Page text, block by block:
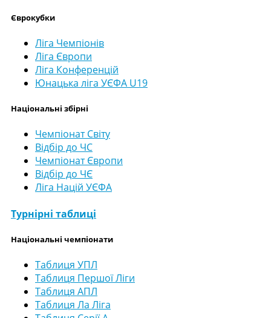
Єврокубки
Ліга Чемпіонів
Ліга Європи
Ліга Конференцій
Юнацька ліга УЄФА U19
Національні збірні
Чемпіонат Світу
Відбір до ЧС
Чемпіонат Європи
Відбір до ЧЄ
Ліга Націй УЄФА
Турнірні таблиці
Національні чемпіонати
Таблиця УПЛ
Таблиця Першої Ліги
Таблиця АПЛ
Таблиця Ла Ліга